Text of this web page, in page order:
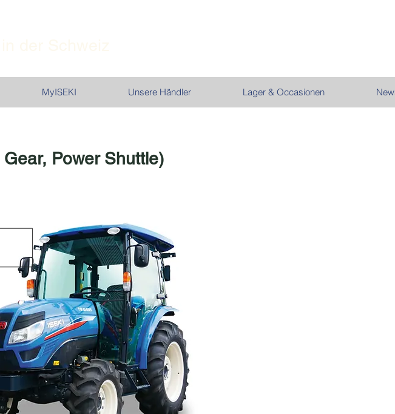
Power Shuttle)
MyISEKI Unsere Händler Lager & Occasionen